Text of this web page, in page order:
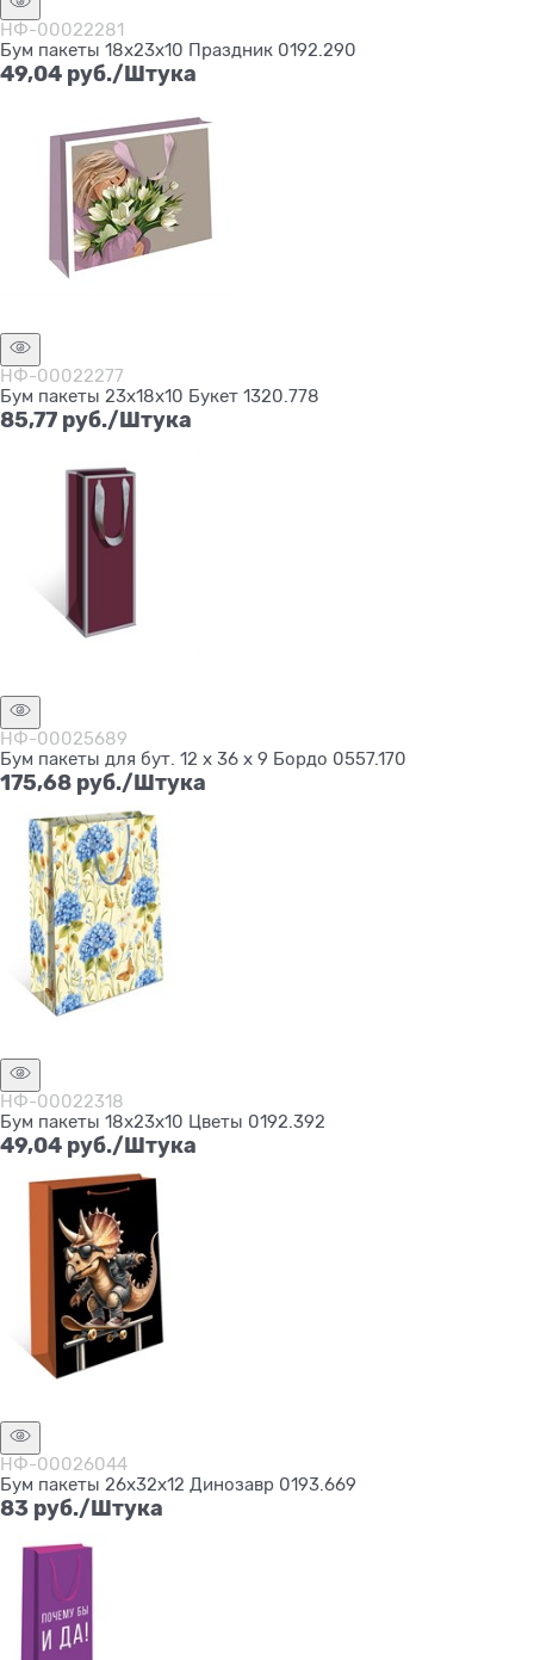
НФ-00022281
Бум пакеты 18х23х10 Праздник 0192.290
49,04 руб./Штука
НФ-00022277
Бум пакеты 23х18х10 Букет 1320.778
85,77 руб./Штука
НФ-00025689
Бум пакеты для бут. 12 х 36 х 9 Бордо 0557.170
175,68 руб./Штука
НФ-00022318
Бум пакеты 18х23х10 Цветы 0192.392
49,04 руб./Штука
НФ-00026044
Бум пакеты 26х32х12 Динозавр 0193.669
83 руб./Штука